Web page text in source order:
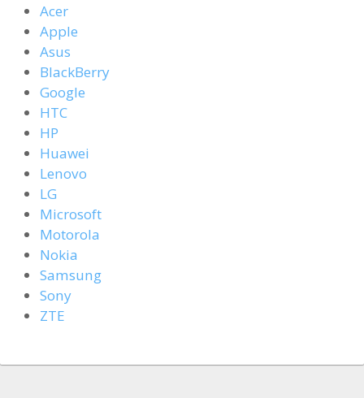
Acer
Apple
Asus
BlackBerry
Google
HTC
HP
Huawei
Lenovo
LG
Microsoft
Motorola
Nokia
Samsung
Sony
ZTE